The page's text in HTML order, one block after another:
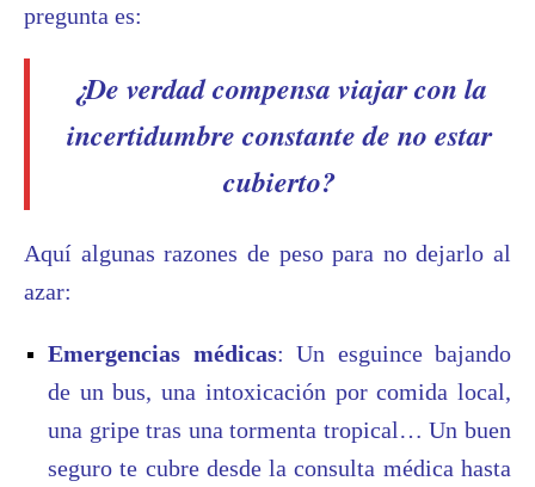
pregunta es:
¿De verdad compensa viajar con la
incertidumbre constante de no estar
cubierto?
Aquí algunas razones de peso para no dejarlo al
azar:
Emergencias médicas: Un esguince bajando
de un bus, una intoxicación por comida local,
una gripe tras una tormenta tropical… Un buen
seguro te cubre desde la consulta médica hasta